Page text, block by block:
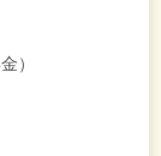
）